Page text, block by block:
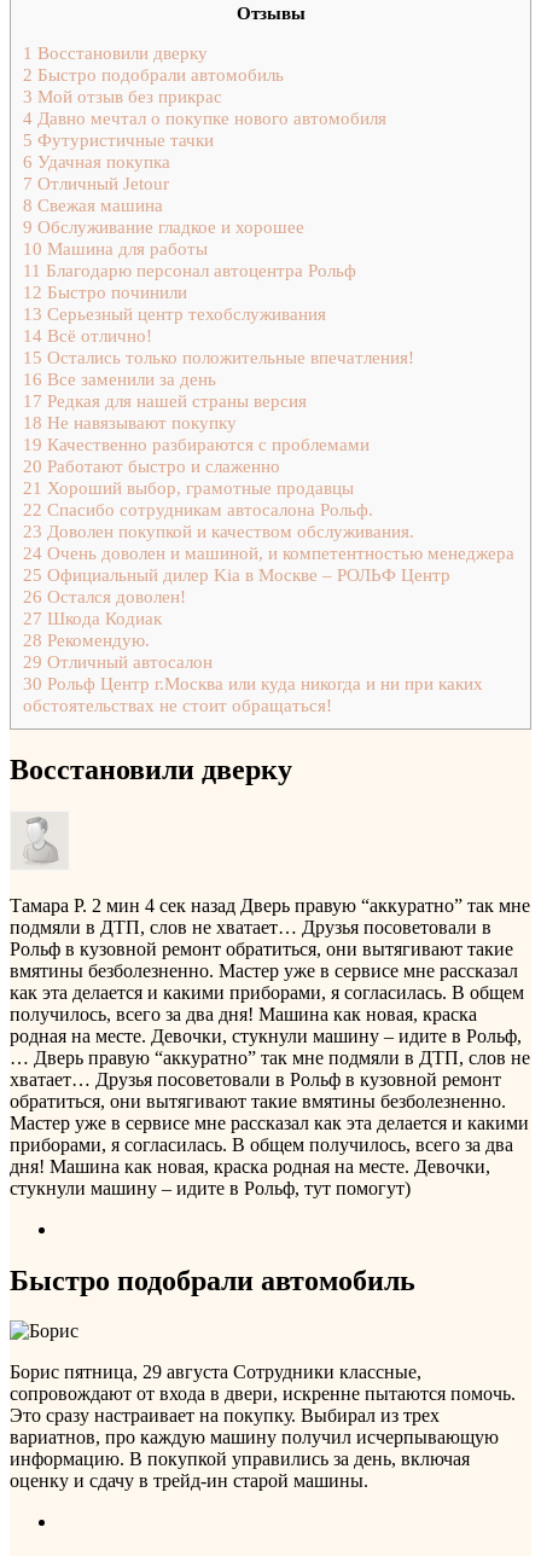
Отзывы
1 Восстановили дверку
2 Быстро подобрали автомобиль
3 Мой отзыв без прикрас
4 Давно мечтал о покупке нового автомобиля
5 Футуристичные тачки
6 Удачная покупка
7 Отличный Jetour
8 Свежая машина
9 Обслуживание гладкое и хорошее
10 Машина для работы
11 Благодарю персонал автоцентра Рольф
12 Быстро починили
13 Серьезный центр техобслуживания
14 Всё отлично!
15 Остались только положительные впечатления!
16 Все заменили за день
17 Редкая для нашей страны версия
18 Не навязывают покупку
19 Качественно разбираются с проблемами
20 Работают быстро и слаженно
21 Хороший выбор, грамотные продавцы
22 Спасибо сотрудникам автосалона Рольф.
23 Доволен покупкой и качеством обслуживания.
24 Очень доволен и машиной, и компетентностью менеджера
25 Официальный дилер Kia в Москве – РОЛЬФ Центр
26 Остался доволен!
27 Шкода Кодиак
28 Рекомендую.
29 Отличный автосалон
30 Рольф Центр г.Москва или куда никогда и ни при каких
обстоятельствах не стоит обращаться!
Восстановили дверку
Тамара Р. 2 мин 4 сек назад Дверь правую “аккуратно” так мне
подмяли в ДТП, слов не хватает… Друзья посоветовали в
Рольф в кузовной ремонт обратиться, они вытягивают такие
вмятины безболезненно. Мастер уже в сервисе мне рассказал
как эта делается и какими приборами, я согласилась. В общем
получилось, всего за два дня! Машина как новая, краска
родная на месте. Девочки, стукнули машину – идите в Рольф,
… Дверь правую “аккуратно” так мне подмяли в ДТП, слов не
хватает… Друзья посоветовали в Рольф в кузовной ремонт
обратиться, они вытягивают такие вмятины безболезненно.
Мастер уже в сервисе мне рассказал как эта делается и какими
приборами, я согласилась. В общем получилось, всего за два
дня! Машина как новая, краска родная на месте. Девочки,
стукнули машину – идите в Рольф, тут помогут)
Быстро подобрали автомобиль
Борис пятница, 29 августа Сотрудники классные,
сопровождают от входа в двери, искренне пытаются помочь.
Это сразу настраивает на покупку. Выбирал из трех
вариатнов, про каждую машину получил исчерпывающую
информацию. В покупкой управились за день, включая
оценку и сдачу в трейд-ин старой машины.